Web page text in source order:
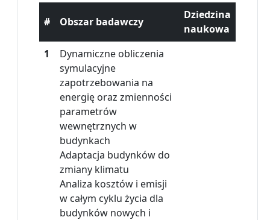
# Obszar badawczy
Dziedzina
naukowa
1
Dynamiczne obliczenia
symulacyjne
zapotrzebowania na
energię oraz zmienności
parametrów
wewnętrznych w
budynkach
Adaptacja budynków do
zmiany klimatu
Analiza kosztów i emisji
w całym cyklu życia dla
budynków nowych i